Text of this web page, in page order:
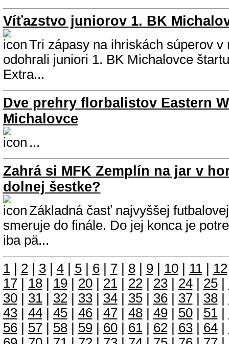
Víťazstvo juniorov 1. BK
Tri zápasy na ihriskách súperov v
odohrali juniori 1. BK Michalovce
Extra...
Dve prehry florbalistov Eastern
Michalovce
...
Zahrá si MFK Zemplín na jar v
dolnej šestke?
Základná časť najvyššej
smeruje do finále. Do jej konca je
iba pä...
1| 2| 3| 4| 5| 6| 7| 8| 9| 10| 11| 12
17| 18| 19| 20| 21| 22| 23| 24| 25|
30| 31| 32| 33| 34| 35| 36| 37| 38|
43| 44| 45| 46| 47| 48| 49| 50| 51|
56| 57| 58| 59| 60| 61| 62| 63| 64|